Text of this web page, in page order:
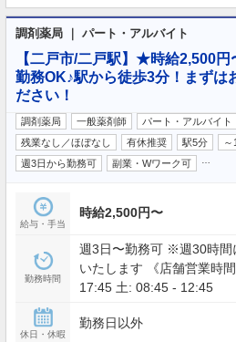
調剤薬局 ｜ パート・アルバイト
【二戸市/二戸駅】★時給2,500
勤務OK♪駅から徒歩3分！まずは
ださい！
調剤薬局 一般薬剤師 パート・アルバイト
残業なし／ほぼなし
有休推奨 駅5分
週3日から勤務可
副業・Wワーク可
給与・手当
時給2,500円〜
勤務時間
週3日〜勤務可 ※週30時間
いたします 《店舗営業時
17:45 土: 08:45 - 12:45
休日・休暇
勤務日以外